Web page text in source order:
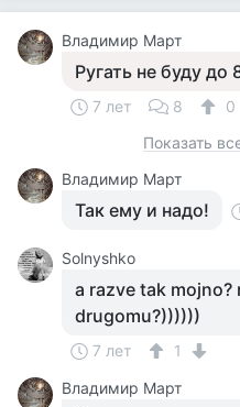
Владимир Март
Ругать не буду до
7 лет 8
0
Показать
Владимир Март
Так ему и надо!
Solnyshko
a razve tak
drugomu?))))))
7 лет
1
Владимир Март